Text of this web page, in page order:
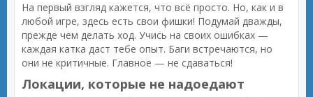
На первый взгляд кажется, что всё просто. Но, как и в
любой игре, здесь есть свои фишки! Подумай дважды,
прежде чем делать ход. Учись на своих ошибках —
каждая катка даст тебе опыт. Баги встречаются, но
они не критичные. Главное — не сдаваться!
Локации, которые не надоедают